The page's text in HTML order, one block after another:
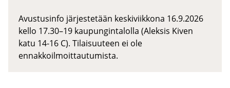
Avustusinfo järjestetään keskiviikkona 16.9.2026
kello 17.30–19 kaupungintalolla (Aleksis Kiven
katu 14-16 C). Tilaisuuteen ei ole
ennakkoilmoittautumista.